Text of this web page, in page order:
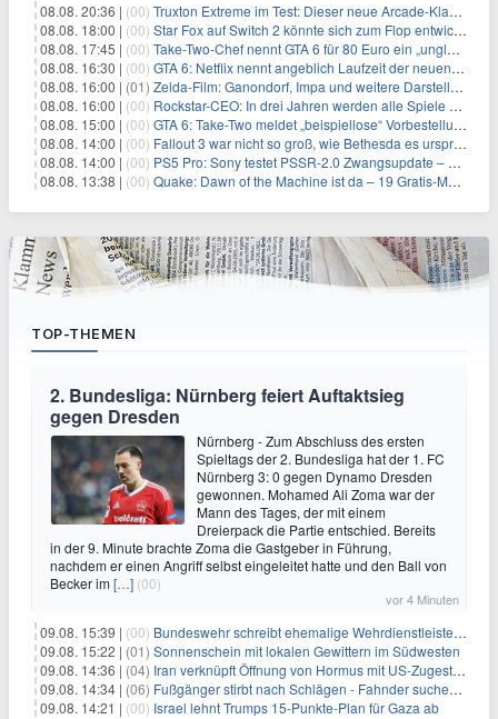
08.08. 20:36 | (00) Truxton Extreme im Test: Dieser neue Arcade-Klassiker verzeiht dir gar nichts
08.08. 18:00 | (00) Star Fox auf Switch 2 könnte sich zum Flop entwickeln
08.08. 17:45 | (00) Take-Two-Chef nennt GTA 6 für 80 Euro ein „unglaubliches Schnäppchen“
08.08. 16:30 | (00) GTA 6: Netflix nennt angeblich Laufzeit der neuen Gameplay-Präsentation
08.08. 16:00 | (01) Zelda-Film: Ganondorf, Impa und weitere Darsteller sollen feststehen
08.08. 16:00 | (00) Rockstar-CEO: In drei Jahren werden alle Spiele gestreamt
08.08. 15:00 | (00) GTA 6: Take-Two meldet „beispiellose“ Vorbestellungen – und nennt sie im selben Atemzug unkalkulierbar
08.08. 14:00 | (00) Fallout 3 war nicht so groß, wie Bethesda es ursprünglich wollte
08.08. 14:00 | (00) PS5 Pro: Sony testet PSSR-2.0 Zwangsupdate – und das ist gut so
08.08. 13:38 | (00) Quake: Dawn of the Machine ist da – 19 Gratis-Maps von MachineGames zum 30. Jubiläum
TOP-THEMEN
2. Bundesliga: Nürnberg feiert Auftaktsieg
gegen Dresden
Nürnberg - Zum Abschluss des ersten
Spieltags der 2. Bundesliga hat der 1. FC
Nürnberg 3: 0 gegen Dynamo Dresden
gewonnen. Mohamed Ali Zoma war der
Mann des Tages, der mit einem
Dreierpack die Partie entschied. Bereits
in der 9. Minute brachte Zoma die Gastgeber in Führung,
nachdem er einen Angriff selbst eingeleitet hatte und den Ball von
Becker im[…] (00)
vor 4 Minuten
09.08. 15:39 | (00) Bundeswehr schreibt ehemalige Wehrdienstleistende an
09.08. 15:22 | (01) Sonnenschein mit lokalen Gewittern im Südwesten
09.08. 14:36 | (04) Iran verknüpft Öffnung von Hormus mit US-Zugeständnissen
09.08. 14:34 | (06) Fußgänger stirbt nach Schlägen - Fahnder suchen Autofahrer
09.08. 14:21 | (00) Israel lehnt Trumps 15-Punkte-Plan für Gaza ab